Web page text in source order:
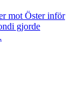
mot Öster inför
gjorde